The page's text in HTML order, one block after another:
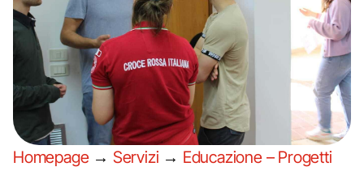
Homepage→ Servizi → Educazione – Progetti